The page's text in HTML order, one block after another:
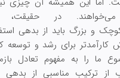
می‌خواهند. در حقیقت،
و بزرگ باید از بدهی
کارآمدتر برای رشد و توسعه
ما را به مفهوم تعادل
ترکیب مناسبی از